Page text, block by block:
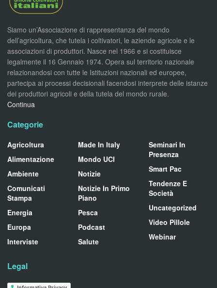
Siamo un’Associazione di rappresentanza del mondo
dell’agricoltura, che tutela i coltivatori, le aziende agricole e le
associazioni di produttori. Nasce nel 1966 e si costituisce
legalmente il 16 Gennaio 1974. Opera sul territorio nazionale
relazionandosi con tutte le Istituzioni nazionali ed europee,
partecipa ai processi decisionali facendosi interprete delle istanze
dei produttori agricoli e della tutela del mondo rurale.
Continua
Categorie
Agricoltura
Alimentazione
Ambiente
Comunicati
Stampa
Energia
Europa
Interviste
Made In Italy
Mondo UCI
Notizie
Notizie In Primo
Piano
Pesca
Podcast
Salute
Seminari In
Presenza
Smart Pac
Tendenze E
Società
Uncategorized
Video Pillole
Webinar
Legal